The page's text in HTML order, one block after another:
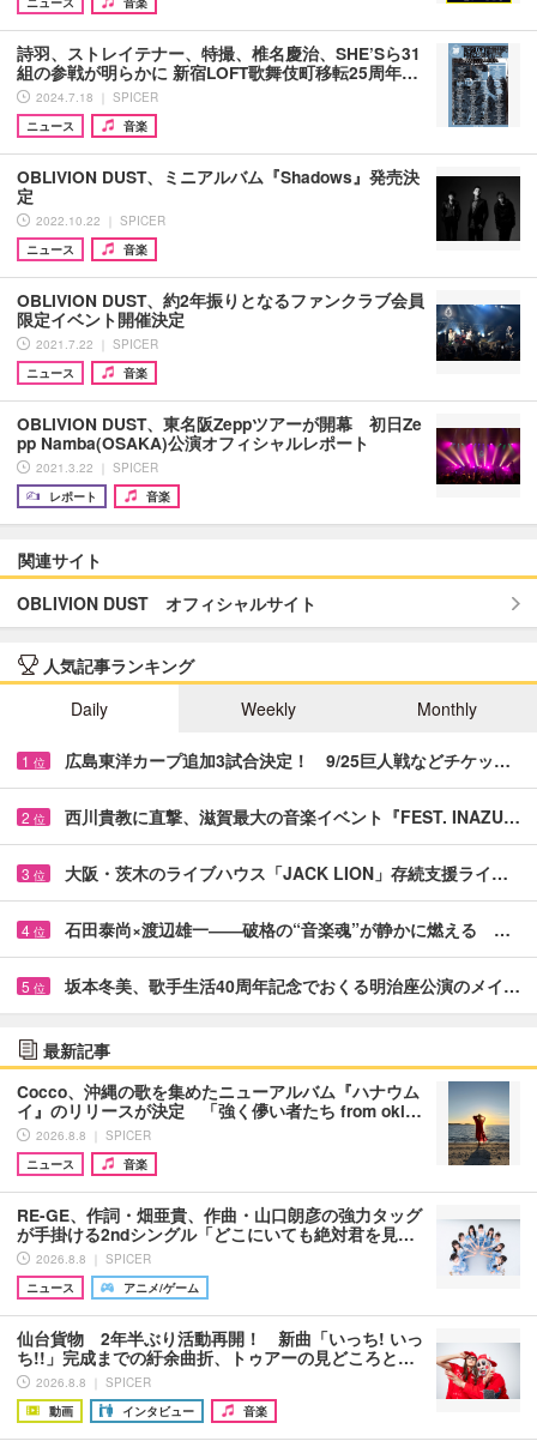
詩羽、ストレイテナー、特撮、椎名慶治、SHE’Sら31
組の参戦が明らかに 新宿LOFT歌舞伎町移転25周年…
2024.7.18 ｜ SPICER
ニュース
音楽
OBLIVION DUST、ミニアルバム『Shadows』発売決
定
2022.10.22 ｜ SPICER
ニュース
音楽
OBLIVION DUST、約2年振りとなるファンクラブ会員
限定イベント開催決定
2021.7.22 ｜ SPICER
ニュース
音楽
OBLIVION DUST、東名阪Zeppツアーが開幕 初日Ze
pp Namba(OSAKA)公演オフィシャルレポート
2021.3.22 ｜ SPICER
レポート
音楽
関連サイト
OBLIVION DUST オフィシャルサイト
人気記事ランキング
Daily
Weekly Monthly
1 位 広島東洋カープ追加3試合決定！ 9/25巨人戦などチケッ…
2 位 西川貴教に直撃、滋賀最大の音楽イベント『FEST. INAZU…
3 位 大阪・茨木のライブハウス「JACK LION」存続支援ライ…
4 位 石田泰尚×渡辺雄一――破格の“音楽魂”が静かに燃える …
5 位 坂本冬美、歌手生活40周年記念でおくる明治座公演のメイ…
最新記事
Cocco、沖縄の歌を集めたニューアルバム『ハナウム
イ』のリリースが決定 「強く儚い者たち from oki…
2026.8.8 ｜ SPICER
ニュース
音楽
RE-GE、作詞・畑亜貴、作曲・山口朗彦の強力タッグ
が手掛ける2ndシングル「どこにいても絶対君を見…
2026.8.8 ｜ SPICER
ニュース
アニメ/ゲーム
仙台貨物 2年半ぶり活動再開！ 新曲「いっち! いっ
ち!!」完成までの紆余曲折、トゥアーの見どころと…
2026.8.8 ｜ SPICER
動画
インタビュー 音楽